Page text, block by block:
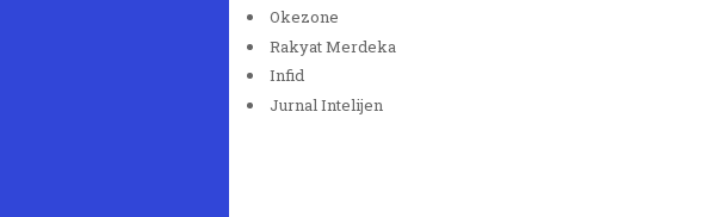
Okezone
Rakyat Merdeka
Infid
Jurnal Intelijen